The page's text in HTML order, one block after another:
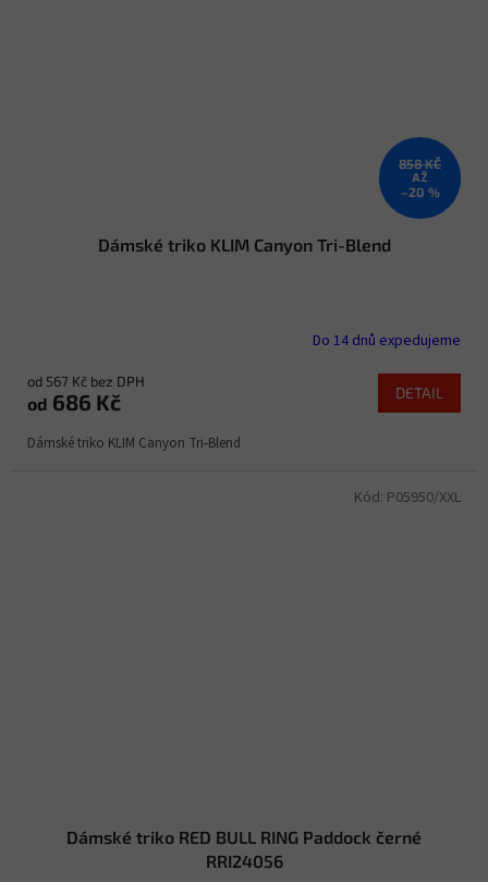
858 KČ
AŽ
–20 %
Dámské triko KLIM Canyon Tri-Blend
Do 14 dnů expedujeme
od 567 Kč bez DPH
od 686 Kč DETAIL
Dámské triko KLIM Canyon Tri-Blend
Dámské triko RED BULL RING Paddock černé
RRI24056
Kód: P05950/XXL